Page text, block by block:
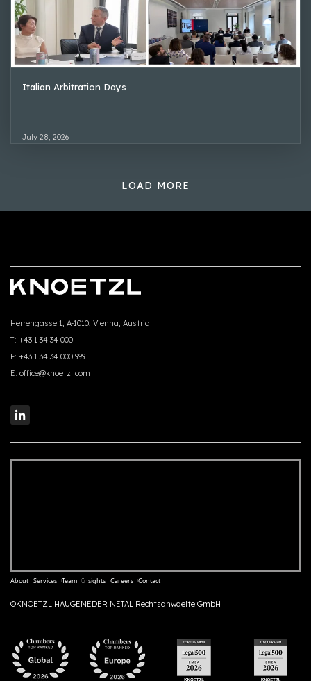
Italian Arbitration Days
July 28, 2026
LOAD MORE
Herrengasse 1, A-1010, Vienna, Austria
T: +43 1 34 34 000
F: +43 1 34 34 000 999
E: office@knoetzl.com
About Services Team Insights Careers Contact
©KNOETZL HAUGENEDER NETAL Rechtsanwaelte GmbH